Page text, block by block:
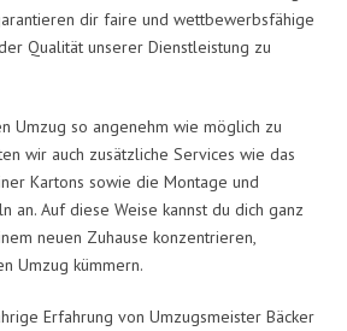
dir faire und wettbewerbsfähige
Qualität unserer Dienstleistung zu
Umzug so angenehm wie möglich zu
wir auch zusätzliche Services wie das
Kartons sowie die Montage und
an. Auf diese Weise kannst du dich ganz
neuen Zuhause konzentrieren,
Umzug kümmern.
Erfahrung von Umzugsmeister Bäcker